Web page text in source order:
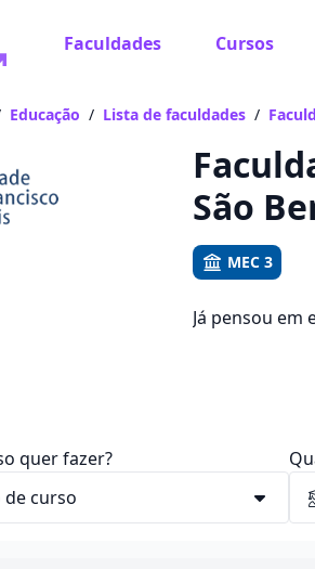
Faculdades Cursos
Vamos te
Educação / Lista de faculdades /
São
MEC 3
Já pensou em
quer fazer?